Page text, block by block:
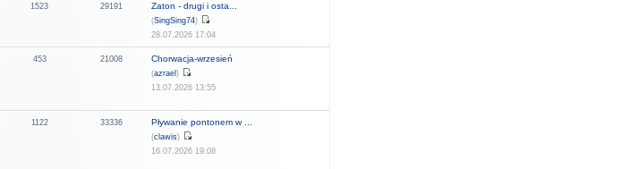
1523 29191 Zaton - drugi i osta...
(SingSing74)
28.07.2026 17:04
453 21008 Chorwacja-wrzesień
(azrael)
13.07.2026 13:55
1122 33336 Pływanie pontonem w ...
(clawis)
16.07.2026 19:08